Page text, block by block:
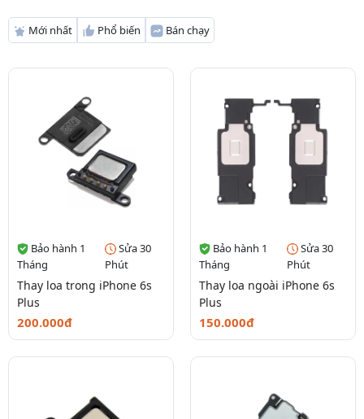
Mới nhất Phổ biến Bán chạy
Bảo hành 1
Tháng
Sửa 30
Phút
Thay loa trong iPhone 6s
Plus
200.000đ
Bảo hành 1
Tháng
Sửa 30
Phút
Thay loa ngoài iPhone 6s
Plus
150.000đ